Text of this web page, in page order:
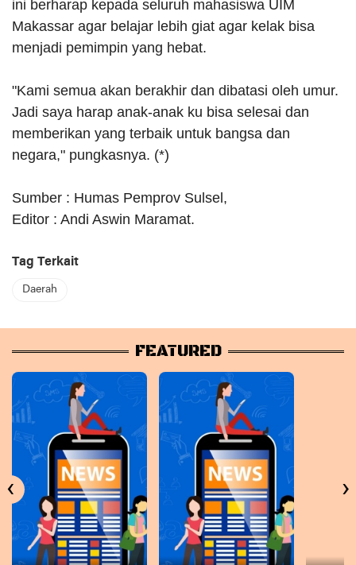
ini berharap kepada seluruh mahasiswa UIM
Makassar agar belajar lebih giat agar kelak bisa
menjadi pemimpin yang hebat.
"Kami semua akan berakhir dan dibatasi oleh umur.
Jadi saya harap anak-anak ku bisa selesai dan
memberikan yang terbaik untuk bangsa dan
negara," pungkasnya. (*)
Sumber : Humas Pemprov Sulsel,
Editor : Andi Aswin Maramat.
Tag Terkait
Daerah
FEATURED
‹ ›